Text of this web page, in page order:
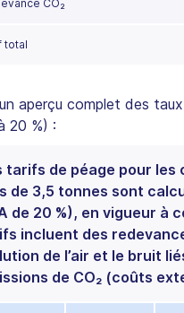
CO₂
total
aperçu complet des
20 %) :
tarifs de péage pour les
de 3,5 tonnes sont
de 20 %), en vigueur à
incluent des
de l’air et le bruit
de CO₂ (coûts